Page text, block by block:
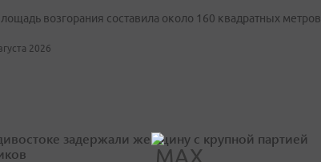
возгорания составила около 160 квадратных метров
2026
задержали женщину с крупной партией